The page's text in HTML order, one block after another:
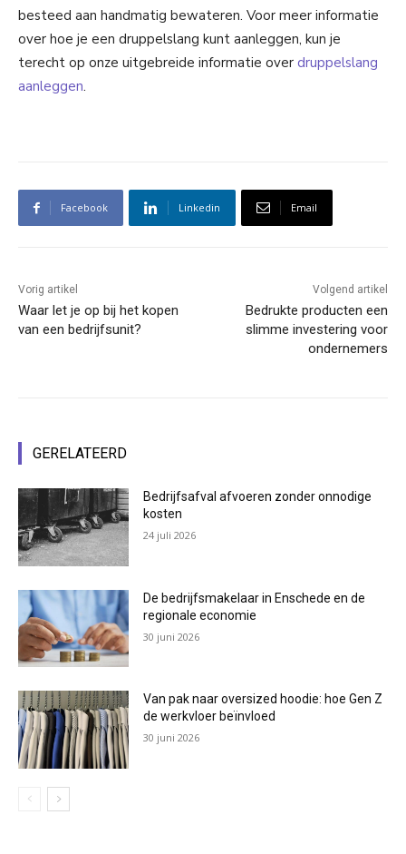
besteed aan handmatig bewateren. Voor meer informatie
over hoe je een druppelslang kunt aanleggen, kun je
terecht op onze uitgebreide informatie over druppelslang
aanleggen.
Facebook Linkedin Email
Vorig artikel
Waar let je op bij het kopen
van een bedrijfsunit?
Volgend artikel
Bedrukte producten een
slimme investering voor
ondernemers
GERELATEERD
Bedrijfsafval afvoeren zonder onnodige
kosten
24 juli 2026
De bedrijfsmakelaar in Enschede en de
regionale economie
30 juni 2026
Van pak naar oversized hoodie: hoe Gen Z
de werkvloer beïnvloed
30 juni 2026